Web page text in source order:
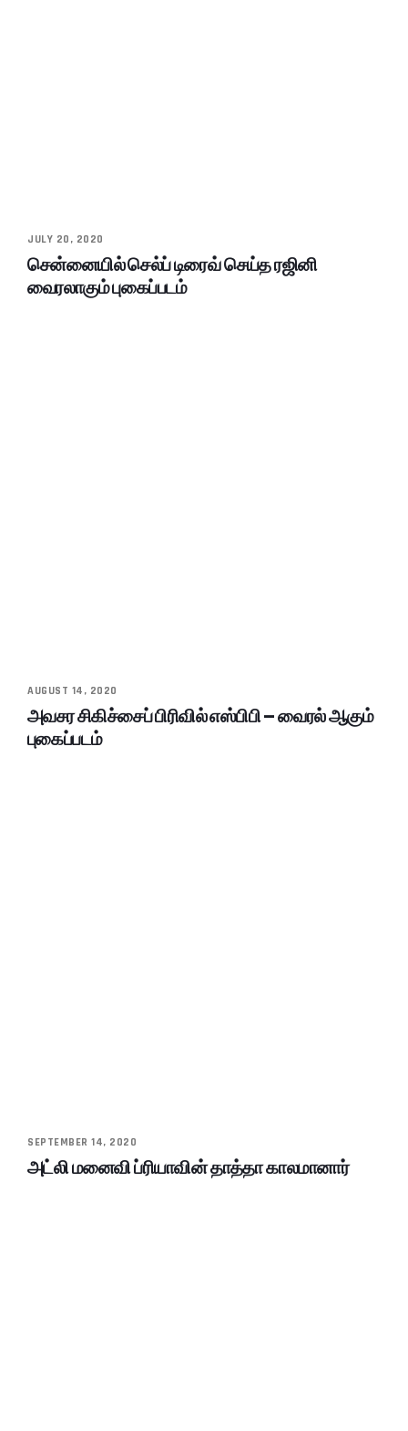
JULY 20, 2020
சென்னையில் செல்ப் டிரைவ் செய்த ரஜினி
வைரலாகும் புகைப்படம்
AUGUST 14, 2020
அவசர சிகிச்சைப் பிரிவில் எஸ்பிபி – வைரல் ஆகும்
புகைப்படம்
SEPTEMBER 14, 2020
அட்லி மனைவி ப்ரியாவின் தாத்தா காலமானார்